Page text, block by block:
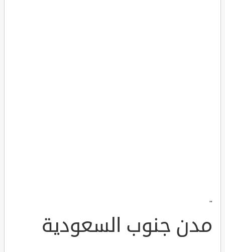
"
مدن جنوب السعودية